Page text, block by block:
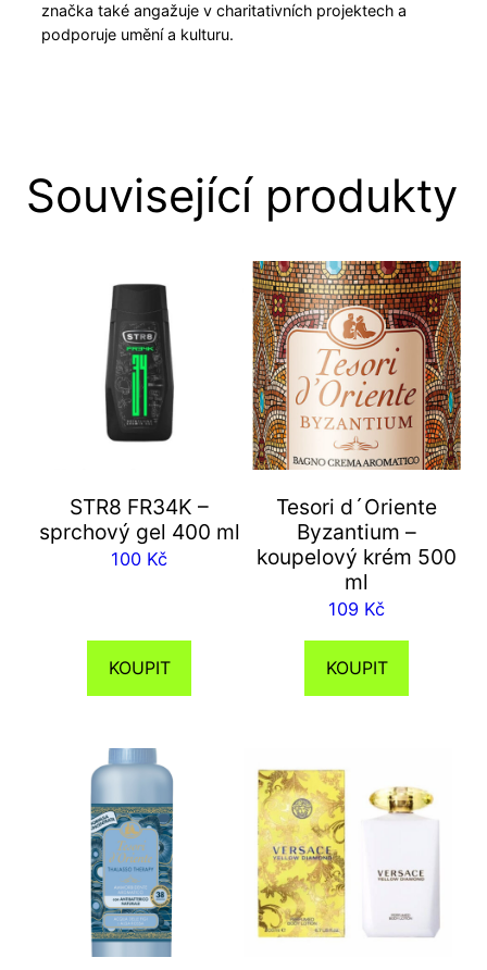
značka také angažuje v charitativních projektech a
podporuje umění a kulturu.
Související produkty
STR8 FR34K –
sprchový gel 400 ml
100 Kč
KOUPIT
Tesori d´Oriente
Byzantium –
koupelový krém 500
ml
109 Kč
KOUPIT